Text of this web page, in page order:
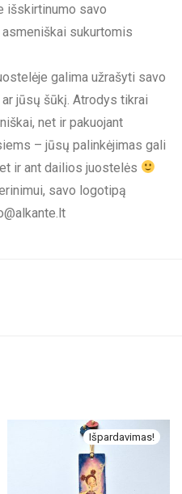
išskirtinumo savo
sukurtomis
galima užrašyti savo
jūsų šūkį. Atrodys tikrai
net ir pakuojant
– jūsų palinkėjimas gali
ir ant dailios juostelės
savo logotipą
Išpardavimas!